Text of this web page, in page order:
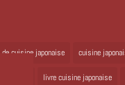
de cuisine japonaise cuisine
livre cuisine japonaise